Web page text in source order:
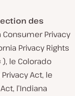
des
Consumer Privacy
Privacy Rights
), le Colorado
Act, le
l’Indiana